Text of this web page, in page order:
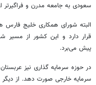
سعودی به جامعه مدرن و فراگیرتر
البته شورای همکاری خلیج فارس
قرار دارد و این کشور از مسیر
پیش می‌برد.
در حوزه سرمایه گذاری نیز
سرمایه خارجی صورت دهد. از دیگر